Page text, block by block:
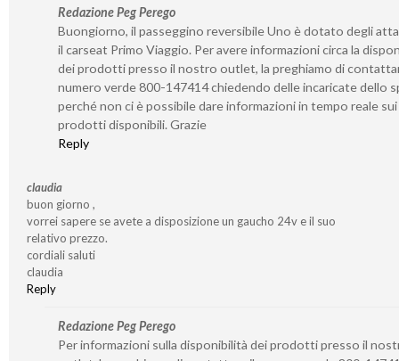
Redazione Peg Perego
Buongiorno, il passeggino reversibile Uno è dotato degli
il carseat Primo Viaggio. Per avere informazioni circa la
dei prodotti presso il nostro outlet, la preghiamo di
numero verde 800-147414 chiedendo delle incaricate dello
perché non ci è possibile dare informazioni in tempo reale sui
prodotti disponibili. Grazie
Reply
claudia
buon giorno ,
vorrei sapere se avete a disposizione un gaucho 24v e il suo
relativo prezzo.
cordiali saluti
claudia
Reply
Redazione Peg Perego
Per informazioni sulla disponibilità dei prodotti presso il